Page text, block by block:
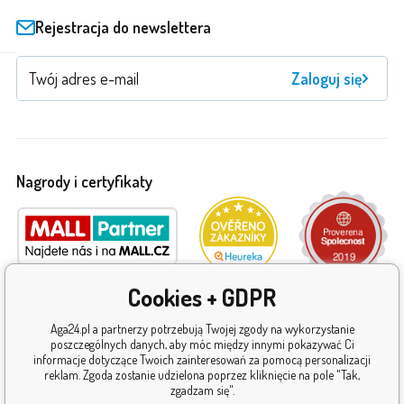
Rejestracja do newslettera
Zaloguj się
Nagrody i certyfikaty
Cookies + GDPR
Aga24.pl a partnerzy potrzebują Twojej zgody na wykorzystanie
poszczególnych danych, aby móc między innymi pokazywać Ci
informacje dotyczące Twoich zainteresowań za pomocą personalizacji
reklam. Zgoda zostanie udzielona poprzez kliknięcie na pole "Tak,
zgadzam się".